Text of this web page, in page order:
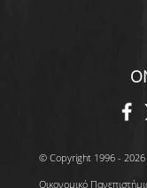
ΕΡΕΥΝΑ
© Copyright 1996 -
Οικονομικό